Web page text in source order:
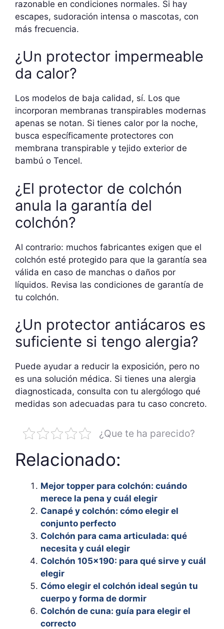
razonable en condiciones normales. Si hay
escapes, sudoración intensa o mascotas, con
más frecuencia.
¿Un protector impermeable
da calor?
Los modelos de baja calidad, sí. Los que
incorporan membranas transpirables modernas
apenas se notan. Si tienes calor por la noche,
busca específicamente protectores con
membrana transpirable y tejido exterior de
bambú o Tencel.
¿El protector de colchón
anula la garantía del
colchón?
Al contrario: muchos fabricantes exigen que el
colchón esté protegido para que la garantía sea
válida en caso de manchas o daños por
líquidos. Revisa las condiciones de garantía de
tu colchón.
¿Un protector antiácaros es
suficiente si tengo alergia?
Puede ayudar a reducir la exposición, pero no
es una solución médica. Si tienes una alergia
diagnosticada, consulta con tu alergólogo qué
medidas son adecuadas para tu caso concreto.
¿Que te ha parecido?
Relacionado:
Mejor topper para colchón: cuándo
merece la pena y cuál elegir
Canapé y colchón: cómo elegir el
conjunto perfecto
Colchón para cama articulada: qué
necesita y cuál elegir
Colchón 105×190: para qué sirve y cuál
elegir
Cómo elegir el colchón ideal según tu
cuerpo y forma de dormir
Colchón de cuna: guía para elegir el
correcto